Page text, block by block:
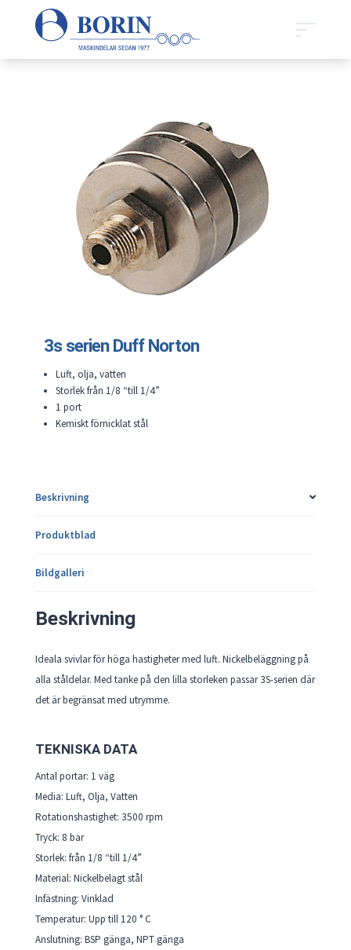
3s serien Duff Norton
Luft, olja, vatten
Storlek från 1/8 “till 1/4”
1 port
Kemiskt förnicklat stål
Beskrivning
Produktblad
Bildgalleri
Beskrivning
Ideala svivlar för höga hastigheter med luft. Nickelbeläggning på
alla ståldelar. Med tanke på den lilla storleken passar 3S-serien där
det är begränsat med utrymme.
TEKNISKA DATA
Antal portar: 1 väg
Media: Luft, Olja, Vatten
Rotationshastighet: 3500 rpm
Tryck: 8 bar
Storlek: från 1/8 “till 1/4”
Material: Nickelbelagt stål
Infästning: Vinklad
Temperatur: Upp till 120 ° C
Anslutning: BSP gänga, NPT gänga